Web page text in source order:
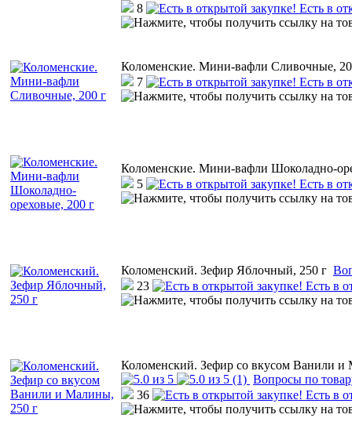
8
Есть в
Коломенские. Мини-вафли Сливочные,
7
Есть в
Коломенские. Мини-вафли Шоколадно-
5
Есть в
Коломенский. Зефир Яблочный, 250 г
23
Есть в
Коломенский. Зефир со вкусом Ванили и
(1) Вопросы по
36
Есть в